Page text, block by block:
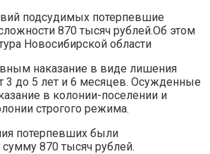
подсудимых потерпевшие
870 тысяч рублей.Об этом
Новосибирской области
наказание в виде лишения
3 до 5 лет и 6 месяцев. Осужденные
в колонии-поселении и
строгого режима.
потерпевших были
870 тысяч рублей.